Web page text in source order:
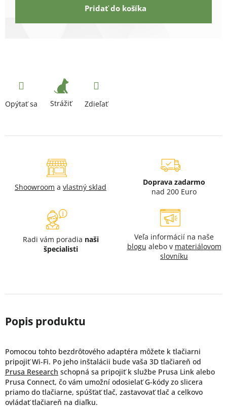
Pridať do košíka
Opýtať sa Strážiť Zdieľať
Shoowroom a vlastný sklad
Doprava zadarmo
nad 200 Euro
Radi vám poradia naši
špecialisti
Veľa informácií na naše
blogu alebo v materiálovom
slovníku
Pomocou tohto bezdrôtového adaptéra môžete k tlačiarni
pripojiť Wi-Fi. Po jeho inštalácii bude vaša 3D tlačiareň od
Prusa Research schopná sa pripojiť k službe Prusa Link alebo
Prusa Connect, čo vám umožní odosielať G-kódy zo slicera
priamo do tlačiarne, spúšťať tlač, zastavovať tlač a celkovo
ovládať tlačiareň na diaľku.